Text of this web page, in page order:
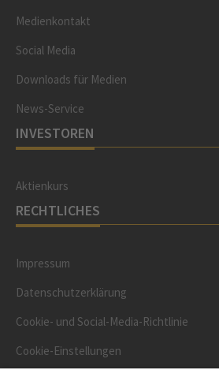
Medienkontakt
Social Media
Downloads für Medien
News-Service
INVESTOREN
Aktienkurs
RECHTLICHES
Impressum
Datenschutzerklärung
Cookie- und Social-Media-Richtlinie
Cookie-Einstellungen